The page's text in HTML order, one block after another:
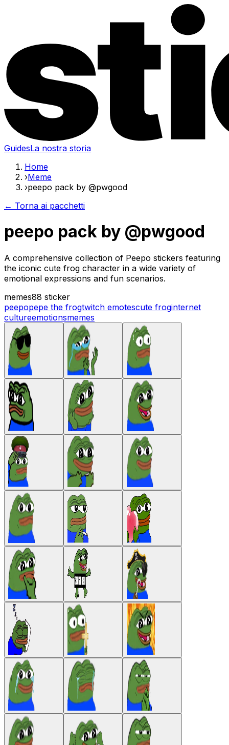
GuidesLa nostra storia
Home
›Meme
›peepo pack by @pwgood
← Torna ai pacchetti
peepo pack by @pwgood
A comprehensive collection of Peepo stickers featuring
the iconic cute frog character in a wide variety of
emotional expressions and fun scenarios.
memes88 sticker
peepopepe the frogtwitch emotescute froginternet
cultureemotionsmemes